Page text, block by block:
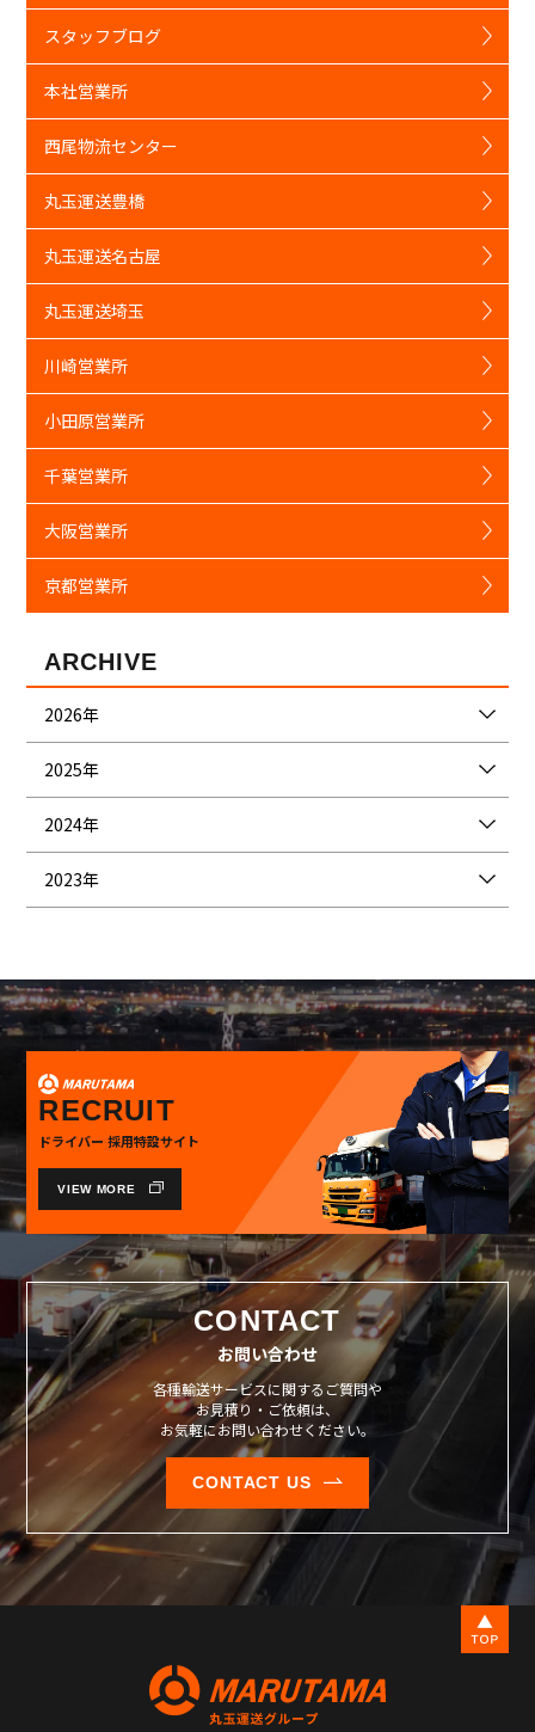
スタッフブログ
本社営業所
西尾物流センター
丸玉運送豊橋
丸玉運送名古屋
丸玉運送埼玉
川崎営業所
小田原営業所
千葉営業所
大阪営業所
京都営業所
ARCHIVE
2026年
2025年
2024年
2023年
RECRUIT
ドライバー 採用特設サイト
VIEW MORE
CONTACT
お問い合わせ
各種輸送サービスに関するご質問や
お見積り・ご依頼は、
お気軽にお問い合わせください。
CONTACT US